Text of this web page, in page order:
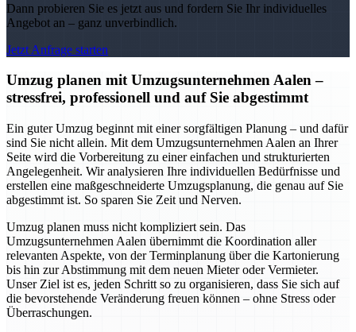
Dann probieren Sie es jetzt aus und fordern Sie Ihr individuelles
Angebot an – ganz unverbindlich.
Jetzt Anfrage starten
Umzug planen mit Umzugsunternehmen Aalen –
stressfrei, professionell und auf Sie abgestimmt
Ein guter Umzug beginnt mit einer sorgfältigen Planung – und dafür
sind Sie nicht allein. Mit dem Umzugsunternehmen Aalen an Ihrer
Seite wird die Vorbereitung zu einer einfachen und strukturierten
Angelegenheit. Wir analysieren Ihre individuellen Bedürfnisse und
erstellen eine maßgeschneiderte Umzugsplanung, die genau auf Sie
abgestimmt ist. So sparen Sie Zeit und Nerven.
Umzug planen muss nicht kompliziert sein. Das
Umzugsunternehmen Aalen übernimmt die Koordination aller
relevanten Aspekte, von der Terminplanung über die Kartonierung
bis hin zur Abstimmung mit dem neuen Mieter oder Vermieter.
Unser Ziel ist es, jeden Schritt so zu organisieren, dass Sie sich auf
die bevorstehende Veränderung freuen können – ohne Stress oder
Überraschungen.